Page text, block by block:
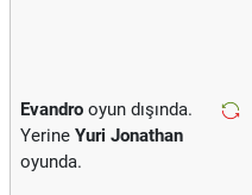
Evandro oyun dışında.
Yerine Yuri Jonathan
oyunda.